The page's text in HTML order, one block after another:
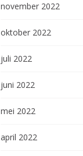
november 2022
oktober 2022
juli 2022
juni 2022
mei 2022
april 2022